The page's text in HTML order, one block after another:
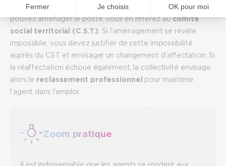
Reste ensuite à l’employeur à suivre cet avis. Si vous
pouvez aménager le poste, vous en référez aucomité
social territorial (C.S.T.) . Si l’aménagement se révèle
impossible, vous devez justifier de cette impossibilité
auprès du CST et envisager un changement d’affectation. Si
la réaffectation échoue également, la collectivité envisage
alors le reclassement professionnel pour maintenir
l’agent dans l’emploi.
Zoom pratique
Il est indispensable que les agents se rendent aux